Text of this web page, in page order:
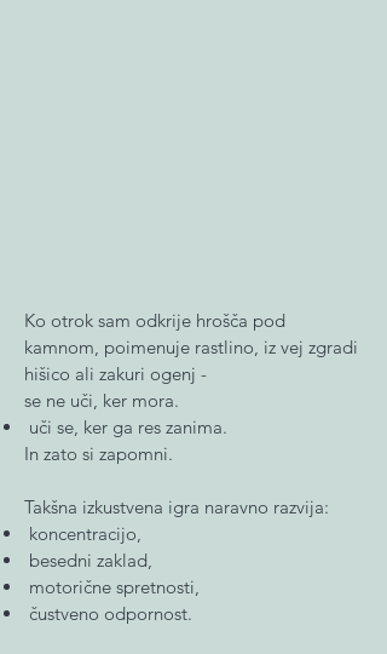
Ko otrok sam odkrije hrošča pod
kamnom, poimenuje rastlino, iz vej zgradi
hišico ali zakuri ogenj -
se ne uči, ker mora.
uči se, ker ga res zanima.
In zato si zapomni.
Takšna izkustvena igra naravno razvija:
koncentracijo,
besedni zaklad,
motorične spretnosti,
čustveno odpornost.